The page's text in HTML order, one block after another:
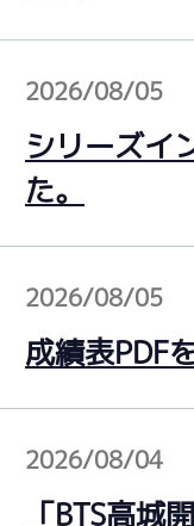
2026/08/05
シリーズイ
た。
2026/08/05
成績表PDF
2026/08/04
「BTS高城